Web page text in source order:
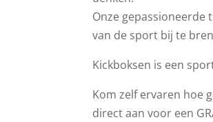
Onze gepassioneerde
van de sport bij te
Kickboksen is een
Kom zelf ervaren hoe
direct aan voor een